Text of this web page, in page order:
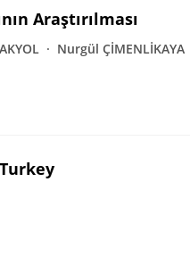
Araştırılması
Nurgül ÇİMENLİKAYA